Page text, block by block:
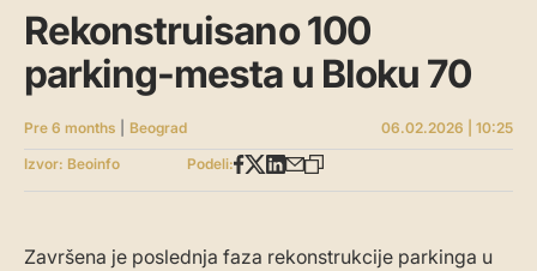
Rekonstruisano 100
parking-mesta u Bloku 70
Pre 6 months Beograd
06.02.2026 | 10:25
Izvor: Beoinfo
Podeli:
Završena je poslednja faza rekonstrukcije parkinga u